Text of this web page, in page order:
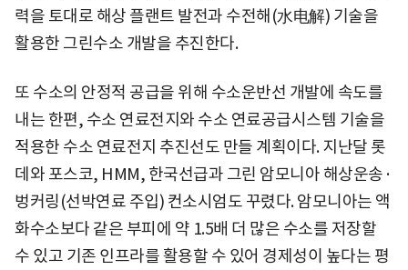
력을 토대로 해상 플랜트 발전과 수전해(水电解) 기술을
활용한 그린수소 개발을 추진한다.
또 수소의 안정적 공급을 위해 수소운반선 개발에 속도를
내는 한편, 수소 연료전지와 수소 연료공급시스템 기술을
적용한 수소 연료전지 추진선도 만들 계획이다. 지난달 롯
데와 포스코, HMM, 한국선급과 그린 암모니아 해상운송·
벙커링(선박연료 주입) 컨소시엄도 꾸렸다. 암모니아는 액
화수소보다 같은 부피에 약 1.5배 더 많은 수소를 저장할
수 있고 기존 인프라를 활용할 수 있어 경제성이 높다는 평